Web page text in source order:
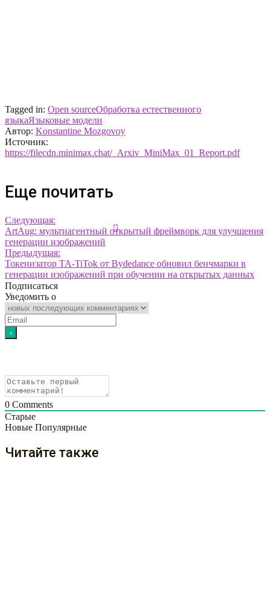
Tagged in: Open sourceОбработка естественного
языкаЯзыковые модели
Автор: Konstantine Mozgovoy
Источник:
https://filecdn.minimax.chat/_Arxiv_MiniMax_01_Report.pdf
Еще почитать
Следующая:
ArtAug: мультиагентный открытый фреймворк для улучшения
генерации изображений
Предыдущая:
Токенизатор TA-TiTok от Bydedance обновил бенчмарки в
генерации изображений при обучении на открытых данных
Подписаться
Уведомить о
0 Comments
Старые
Новые Популярные
Читайте также